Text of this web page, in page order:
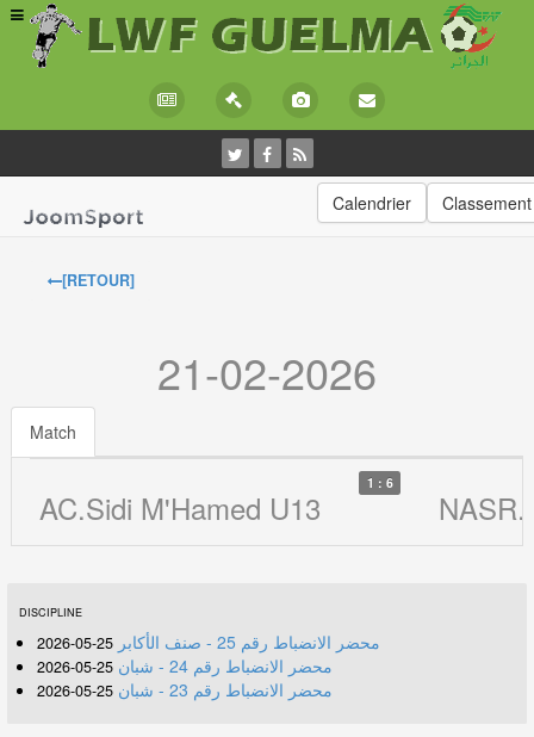
Calendrier Classement
[RETOUR]
21-02-2026
Match
AC.Sidi M'Hamed U13
1 : 6
DISCIPLINE
محضر الانضباط رقم 25 - صنف الأكابر 25-05-2026
محضر الانضباط رقم 24 - شبان 25-05-2026
محضر الانضباط رقم 23 - شبان 25-05-2026